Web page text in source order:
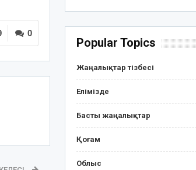
0
Popular Topics
Жаңалықтар тізбесі
Елімізде
Басты жаңалықтар
Қоғам
Облыс